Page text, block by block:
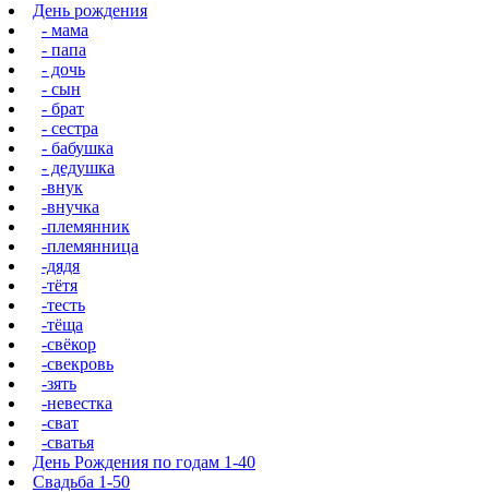
День рождения
- мама
- папа
- дочь
- сын
- брат
- сестра
- бабушка
- дедушка
-внук
-внучка
-племянник
-племянница
-дядя
-тётя
-тесть
-тёща
-свёкор
-свекровь
-зять
-невестка
-сват
-сватья
День Рождения по годам 1-40
Свадьба 1-50